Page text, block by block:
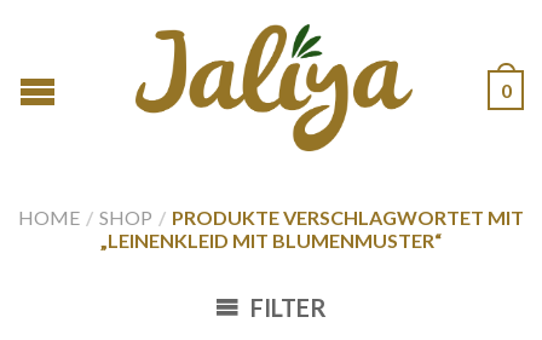
0
HOME / SHOP / PRODUKTE VERSCHLAGWORTET MIT
„LEINENKLEID MIT BLUMENMUSTER“
FILTER